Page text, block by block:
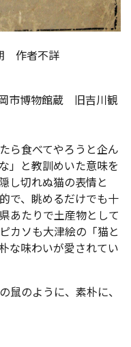
作者不詳
博物館蔵 旧吉川観
ら食べてやろうと企ん
」と教訓めいた意味を
し切れぬ猫の表情と
で、眺めるだけでも十
あたりで土産物として
カソも大津絵の「猫と
な味わいが愛されてい
鼠のように、素朴に、